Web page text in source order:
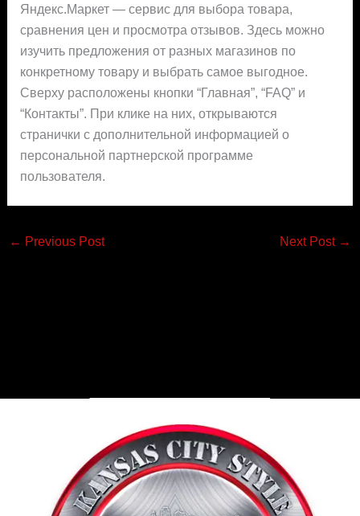
Яндекс.Маркет — сервис для выбора товара,
сравнения цен и просмотра отзывов. Здесь можно
изучить предложения от разных магазинов по
конкретному товару и выбрать самое выгодное.
Сверху расположены кнопки “Главная”, “FAQ” и
“Контакты”. При клике на них, открываются
странички с дополнительной информацией о
персональной партнерской программе
пользователя.
← Previous Post Next Post →